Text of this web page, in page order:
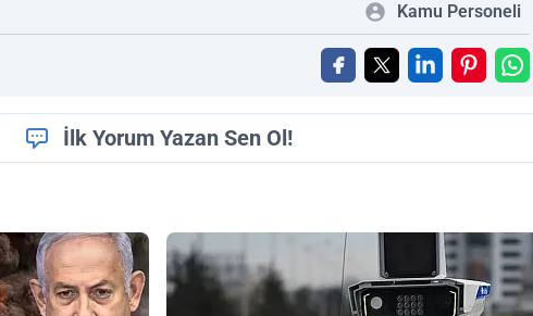
Kamu Personeli
İlk Yorum Yazan Sen Ol!